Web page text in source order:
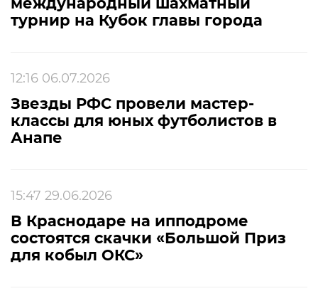
турнир на Кубок главы города
12:16 06.07.2026
Звезды РФС провели мастер-
классы для юных футболистов в
Анапе
15:47 29.06.2026
В Краснодаре на ипподроме
состоятся скачки «Большой Приз
для кобыл ОКС»